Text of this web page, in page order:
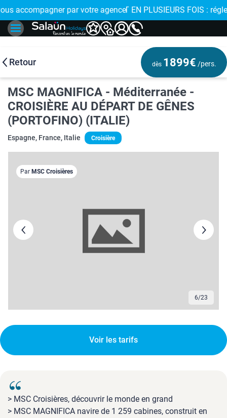
de proximité
EN PLUSIEURS FOIS : réglez votre voyage en 4x avec FLOA >
Retour dès 1899€ /pers.
MSC MAGNIFICA - Méditerranée -
CROISIÈRE AU DÉPART DE GÊNES
(PORTOFINO) (ITALIE)
Espagne, France, Italie Croisière
6/23
Par MSC Croisières
Voir les tarifs
> MSC Croisières, découvrir le monde en grand
> MSC MAGNIFICA navire de 1 259 cabines, construit en